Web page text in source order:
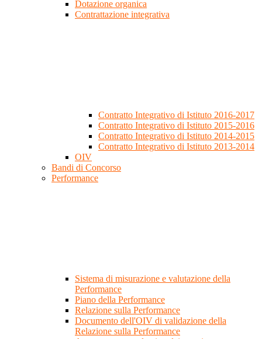
Dotazione organica
Contrattazione integrativa
Contratto Integrativo di Istituto 2016-2017
Contratto Integrativo di Istituto 2015-2016
Contratto Integrativo di Istituto 2014-2015
Contratto Integrativo di Istituto 2013-2014
OIV
Bandi di Concorso
Performance
Sistema di misurazione e valutazione della
Performance
Piano della Performance
Relazione sulla Performance
Documento dell'OIV di validazione della
Relazione sulla Performance